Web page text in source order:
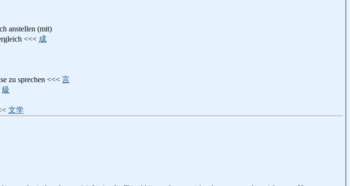
anstellen (mit)
<<< 成
zu sprechen <<< 言
級
文学